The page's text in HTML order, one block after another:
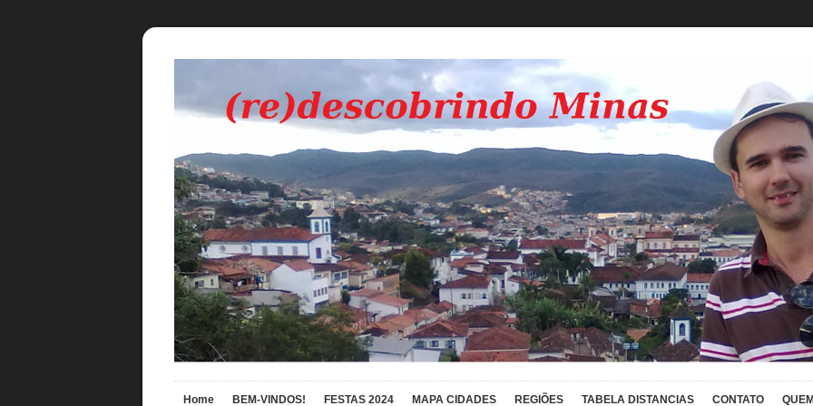
Home BEM-VINDOS! FESTAS 2024 MAPA CIDADES REGIÕES TABELA DISTANCIAS CONTATO